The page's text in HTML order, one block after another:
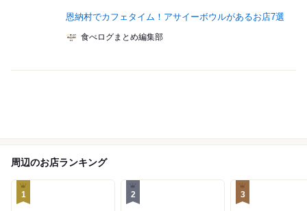
恩納村でカフェタイム！アサイーボウルがあるお店7選
食べログまとめ編集部
周辺のお店ランキング
1 2 3